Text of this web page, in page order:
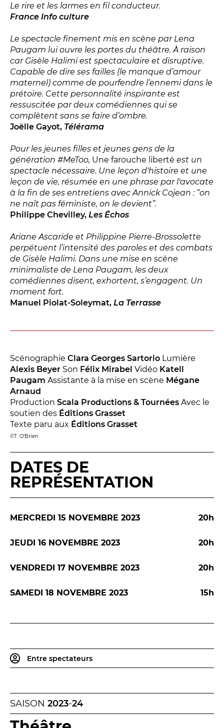
Espace relais
Newsletter
Abonnez-vous en ligne
Billetterie en ligne
contact@theatredenice.org
ADMINISTRATION 04 93 13 90 90
#tnn06
Le rire et les larmes en fil conducteur.
France Info culture
Le spectacle finement mis en scène par Lena
Paugam lui ouvre les portes du théâtre. À raison
car Gisèle Halimi est spectaculaire et disruptive.
Capable de dire ses failles (le manque d’amour
maternel) comme de pourfendre l’ennemi dans le
prétoire. Cette personnalité inspirante est
ressuscitée par deux comédiennes qui se
complètent sans se faire d’ombre.
Joëlle Gayot, Télérama
Pour les jeunes filles et jeunes gens de la
génération #MeToo, Une farouche liberté est un
spectacle nécessaire. Une leçon d'histoire et une
leçon de vie, résumée en une phrase par l'avocate
à la fin de ses entretiens avec Annick Cojean : “on
ne naît pas féministe, on le devient”.
Philippe Chevilley, Les Échos
Ariane Ascaride et Philippine Pierre-Brossolette
perpétuent l’intensité des paroles et des combats
de Gisèle Halimi. Dans une mise en scène
minimaliste de Lena Paugam, les deux
comédiennes disent, exhortent, s’engagent. Un
moment fort.
Manuel Piolat-Soleymat, La Terrasse
Scénographie Clara Georges Sartorio Lumière
Alexis Beyer Son Félix Mirabel Vidéo Katell
Paugam Assistante à la mise en scène Mégane
Arnaud
Production Scala Productions & Tournées Avec le
soutien des Éditions Grasset
Texte paru aux Éditions Grasset
©T. O’Brien
DATES DE
REPRÉSENTATION
MERCREDI 15 NOVEMBRE 2023 20h
JEUDI 16 NOVEMBRE 2023 20h
VENDREDI 17 NOVEMBRE 2023 20h
SAMEDI 18 NOVEMBRE 2023 15h
Entre spectateurs
SAISON 2023-24